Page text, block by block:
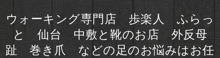
ウォーキング専門店 歩楽人 ふらっ
と 仙台 中敷と靴のお店 外反母
趾 巻き爪 などの足のお悩みはお任